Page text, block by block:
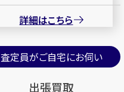
詳細はこちら
査定員がご自宅にお伺い
出張買取